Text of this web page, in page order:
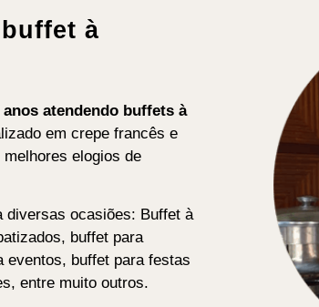
à
atendendo buffets à
em crepe francês e
elogios de
diversas ocasiões: Buffet à
buffet para
eventos, buffet para festas
entre muito outros.